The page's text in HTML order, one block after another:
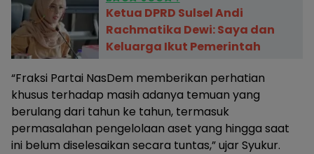
Ketua DPRD Sulsel Andi
Rachmatika Dewi: Saya dan
Keluarga Ikut Pemerintah
“Fraksi Partai NasDem memberikan perhatian
khusus terhadap masih adanya temuan yang
berulang dari tahun ke tahun, termasuk
permasalahan pengelolaan aset yang hingga saat
ini belum diselesaikan secara tuntas,” ujar Syukur.